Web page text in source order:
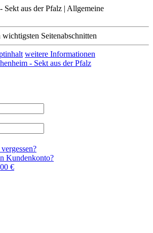
Sekt aus der Pfalz | Allgemeine
Seitenabschnitten
weitere Informationen
Kundenkonto?
€